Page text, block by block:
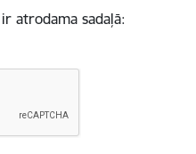
atrodama sadaļā: